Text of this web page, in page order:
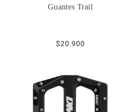
Guantes Trail
$20.900